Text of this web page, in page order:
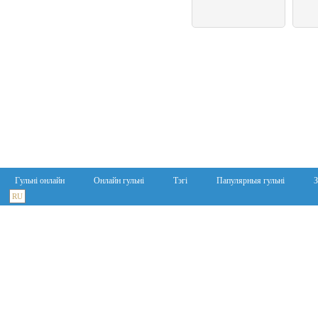
Гульні онлайн Онлайн гульні Тэгі Папулярныя гульні
RU